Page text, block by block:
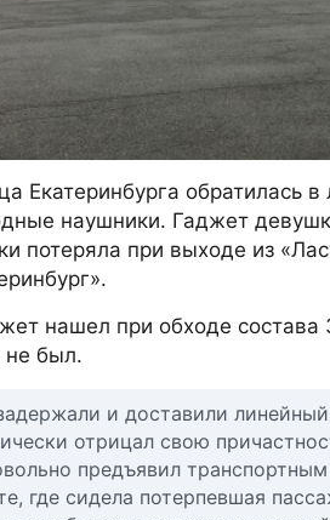
Екатеринбурга обратилась
наушники. Гаджет
потеряла при выходе из
нашел при обходе
не был.
и доставили
отрицал свою
предъявил
где сидела потерпевшая